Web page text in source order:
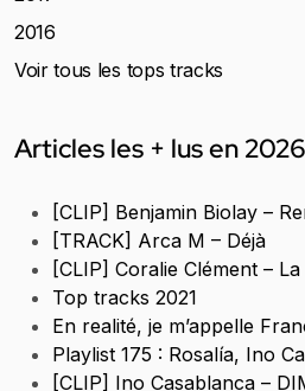
2016
Voir tous les tops tracks
Articles les + lus en 2026
[CLIP] Benjamin Biolay –
[TRACK] Arca M – Déjà
[CLIP] Coralie Clément –
Top tracks 2021
En realité, je m’appelle
Playlist 175 : Rosalía, Ino
[CLIP] Ino Casablanca –